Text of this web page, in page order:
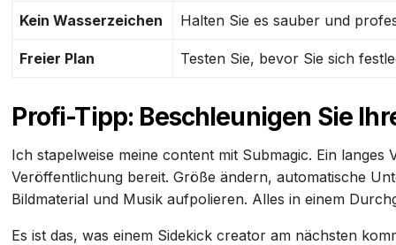
Kein Wasserzeichen Halten Sie es sauber und
Freier Plan Testen Sie, bevor Sie sich
Profi-Tipp: Beschleunigen Sie
Ich stapelweise meine content mit Submagic. Ein
Veröffentlichung bereit. Größe ändern, automatische
Bildmaterial und Musik aufpolieren. Alles in einem
Es ist das, was einem Sidekick creator am nächsten